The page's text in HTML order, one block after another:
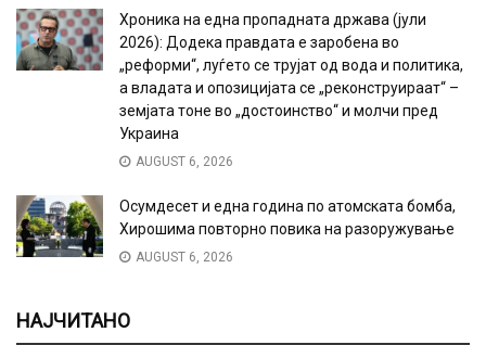
Хроника на една пропадната држава (јули
2026): Додека правдата е заробена во
„реформи“, луѓето се трујат од вода и политика,
а владата и опозицијата се „реконструираат“ –
земјата тоне во „достоинство“ и молчи пред
Украина
AUGUST 6, 2026
Осумдесет и една година по атомската бомба,
Хирошима повторно повика на разоружување
AUGUST 6, 2026
НАЈЧИТАНО